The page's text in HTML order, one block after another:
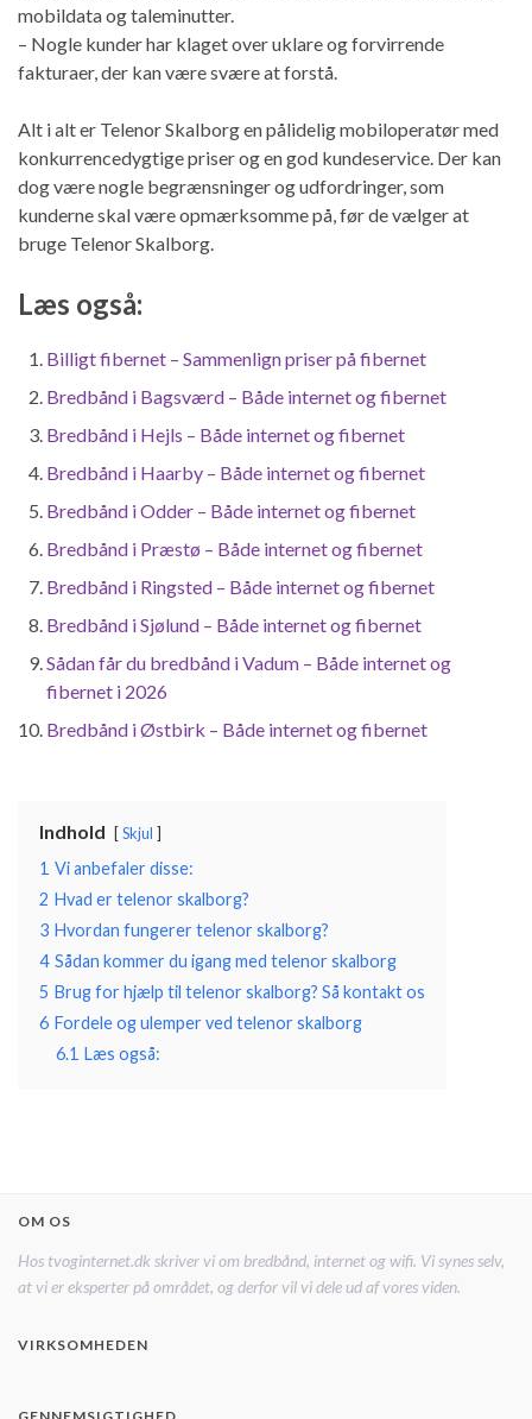
mobildata og taleminutter.
– Nogle kunder har klaget over uklare og forvirrende
fakturaer, der kan være svære at forstå.
Alt i alt er Telenor Skalborg en pålidelig mobiloperatør med
konkurrencedygtige priser og en god kundeservice. Der kan
dog være nogle begrænsninger og udfordringer, som
kunderne skal være opmærksomme på, før de vælger at
bruge Telenor Skalborg.
Læs også:
Billigt fibernet – Sammenlign priser på fibernet
Bredbånd i Bagsværd – Både internet og fibernet
Bredbånd i Hejls – Både internet og fibernet
Bredbånd i Haarby – Både internet og fibernet
Bredbånd i Odder – Både internet og fibernet
Bredbånd i Præstø – Både internet og fibernet
Bredbånd i Ringsted – Både internet og fibernet
Bredbånd i Sjølund – Både internet og fibernet
Sådan får du bredbånd i Vadum – Både internet og
fibernet i 2026
Bredbånd i Østbirk – Både internet og fibernet
Indhold Skjul
1 Vi anbefaler disse:
2 Hvad er telenor skalborg?
3 Hvordan fungerer telenor skalborg?
4 Sådan kommer du igang med telenor skalborg
5 Brug for hjælp til telenor skalborg? Så kontakt os
6 Fordele og ulemper ved telenor skalborg
6.1 Læs også:
OM OS
Hos tvoginternet.dk skriver vi om bredbånd, internet og wifi. Vi synes selv,
at vi er eksperter på området, og derfor vil vi dele ud af vores viden.
VIRKSOMHEDEN
GENNEMSIGTIGHED